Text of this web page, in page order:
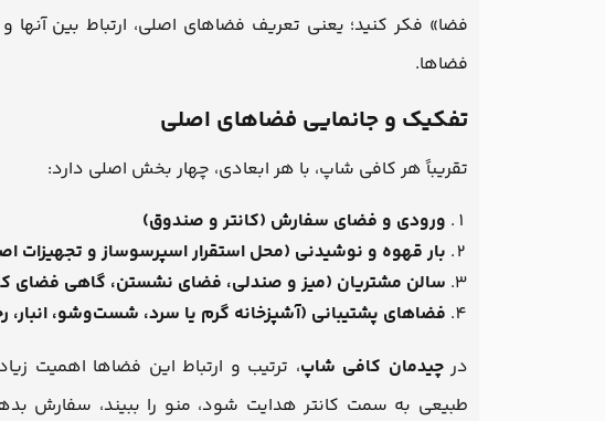
فضا» فکر کنید؛ یعنی تعریف فضاهای اصلی، ارتباط بین آنها و
فضاها.
تفکیک و جانمایی فضاهای اصلی
تقریباً هر کافی شاپ، با هر ابعادی، چهار بخش اصلی دارد:
ورودی و فضای سفارش (کانتر و صندوق)
بار قهوه و نوشیدنی (محل استقرار اسپرسوساز و تجهیزات
سالن مشتریان (میز و صندلی، فضای نشستن، گاهی فضای
فضاهای پشتیبانی (آشپزخانه گرم یا سرد، شست‌وشو، انبار،
درچیدمان کافی شاپ، ترتیب و ارتباط این فضاها اهمیت
طبیعی به سمت کانتر هدایت شود، منو را ببیند، سفارش